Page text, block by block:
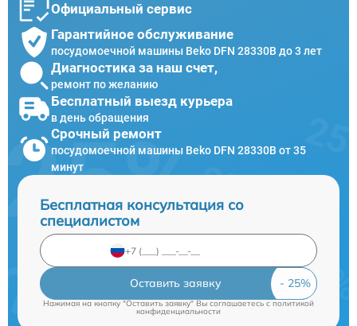
Официальный сервис
Гарантийное обслуживание
посудомоечной машины Beko DFN 28330B до 3 лет
Диагностика за наш счет,
ремонт по желанию
Бесплатный выезд курьера
в день обращения
Срочный ремонт
посудомоечной машины Beko DFN 28330B от 35
минут
Бесплатная консультация со
специалистом
Оставить заявку
Нажимая на кнопку "Оставить заявку" Вы соглашаетесь cполитикой
конфиденциальности